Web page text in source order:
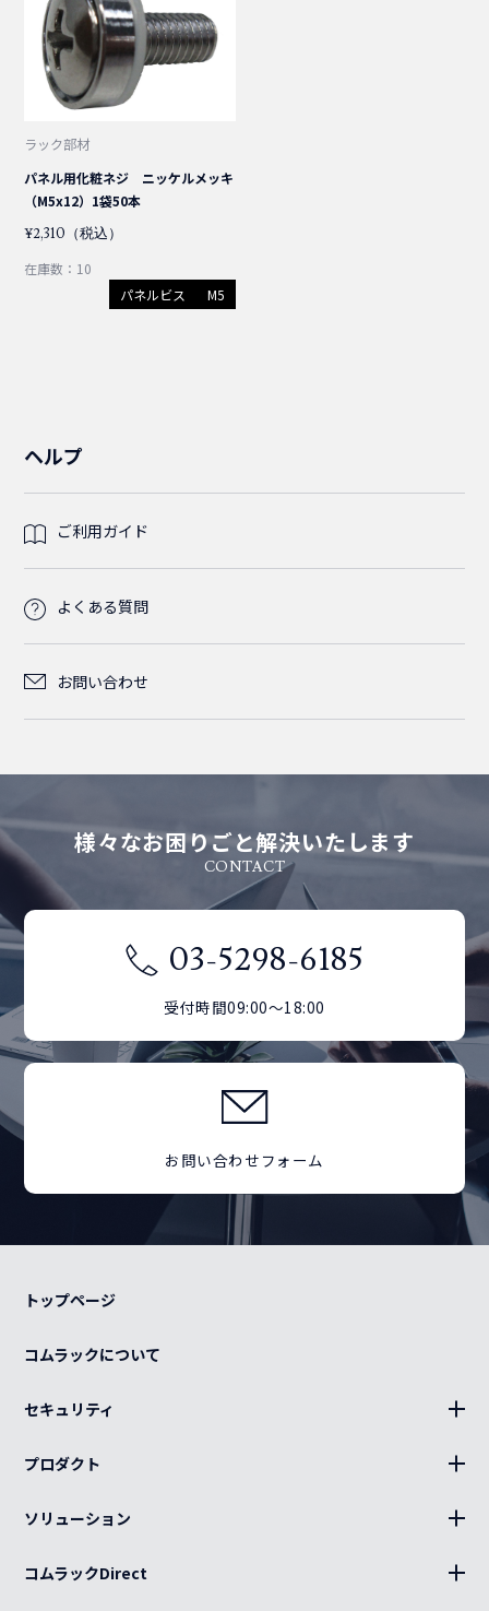
ラック部材
パネル用化粧ネジ ニッケルメッキ
（M5x12）1袋50本
¥2,310（税込）
在庫数：10
パネルビス
M5
ヘルプ
ご利用ガイド
よくある質問
お問い合わせ
様々なお困りごと解決いたします
CONTACT
03-5298-6185
受付時間09:00～18:00
お問い合わせフォーム
トップページ
コムラックについて
セキュリティ
プロダクト
キャビネット、部材
分電盤
ソリューション
キッティング
コムラックDirect